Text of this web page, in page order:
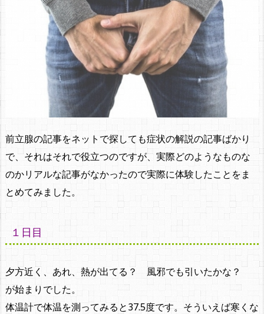
前立腺の記事をネットで探しても症状の解説の記事ばかり
で、それはそれで役立つのですが、実際どのようなものな
のかリアルな記事がなかったので実際に体験したことをま
とめてみました。
１日目
夕方近く、あれ、熱が出てる？ 風邪でも引いたかな？
が始まりでした。
体温計で体温を測ってみると37.5度です。そういえば寒くな